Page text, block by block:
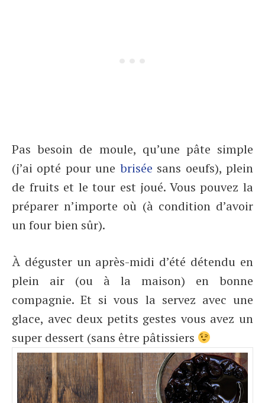
Pas besoin de moule, qu’une pâte simple
(j’ai opté pour une brisée sans oeufs), plein
de fruits et le tour est joué. Vous pouvez la
préparer n’importe où (à condition d’avoir
un four bien sûr).
À déguster un après-midi d’été détendu en
plein air (ou à la maison) en bonne
compagnie. Et si vous la servez avec une
glace, avec deux petits gestes vous avez un
super dessert (sans être pâtissiers